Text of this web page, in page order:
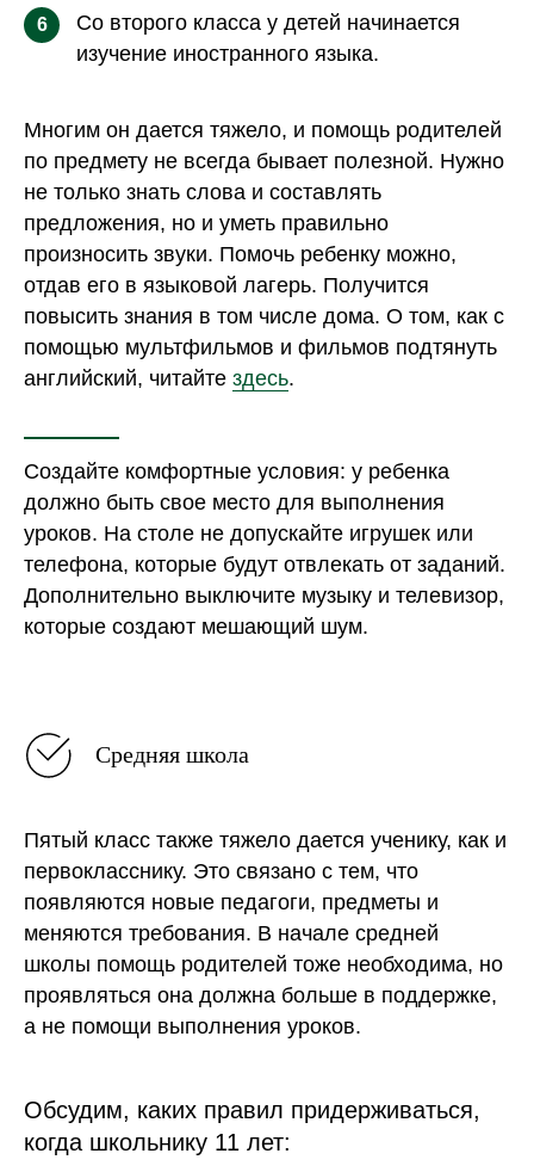
6
Со второго класса у детей начинается
изучение иностранного языка.
Многим он дается тяжело, и помощь родителей
по предмету не всегда бывает полезной. Нужно
не только знать слова и составлять
предложения, но и уметь правильно
произносить звуки. Помочь ребенку можно,
отдав его в языковой лагерь. Получится
повысить знания в том числе дома. О том, как с
помощью мультфильмов и фильмов подтянуть
английский, читайте здесь.
Создайте комфортные условия: у ребенка
должно быть свое место для выполнения
уроков. На столе не допускайте игрушек или
телефона, которые будут отвлекать от заданий.
Дополнительно выключите музыку и телевизор,
которые создают мешающий шум.
Средняя школа
Пятый класс также тяжело дается ученику, как и
первокласснику. Это связано с тем, что
появляются новые педагоги, предметы и
меняются требования. В начале средней
школы помощь родителей тоже необходима, но
проявляться она должна больше в поддержке,
а не помощи выполнения уроков.
Обсудим, каких правил придерживаться,
когда школьнику 11 лет: